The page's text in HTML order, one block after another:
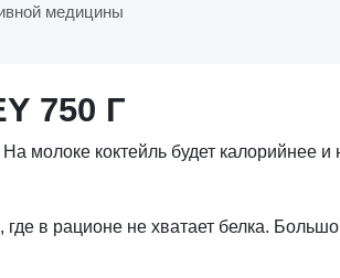
медицины
750 Г
молоке коктейль будет калорийнее
в рационе не хватает белка.